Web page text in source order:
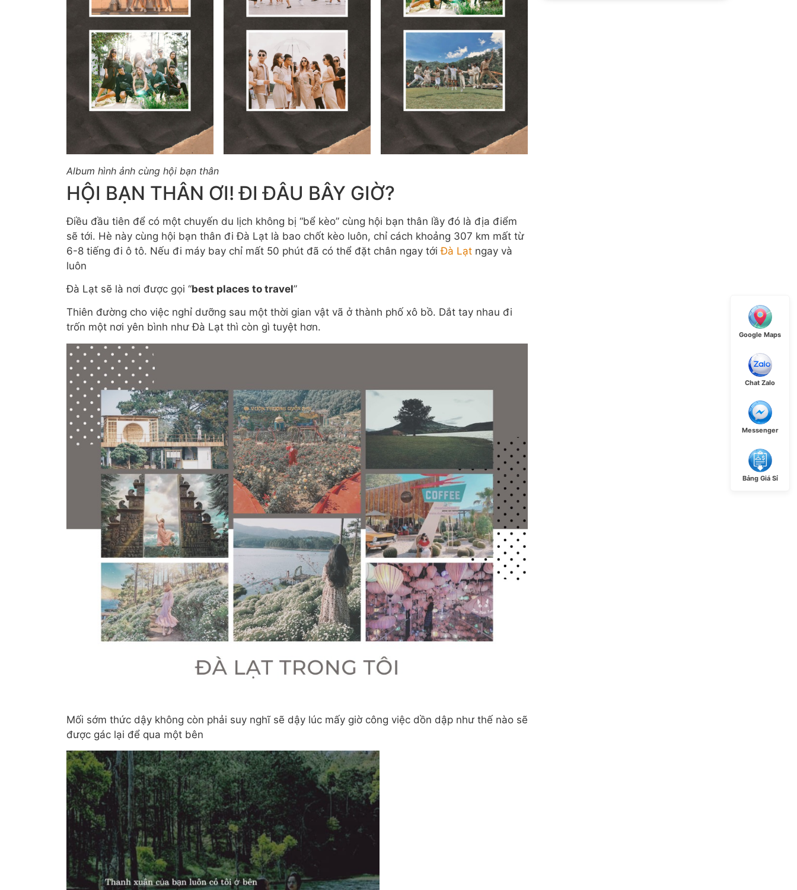
Google Maps
Chat Zalo
Messenger
Bảng Giá Sỉ
Album hình ảnh cùng hội bạn thân
HỘI BẠN THÂN ƠI! ĐI ĐÂU BÂY GIỜ?
Điều đầu tiên để có một chuyến du lịch không bị “bể kèo” cùng hội bạn thân lầy đó là địa điểm
sẽ tới. Hè này cùng hội bạn thân đi Đà Lạt là bao chốt kèo luôn, chỉ cách khoảng 307 km mất từ
6-8 tiếng đi ô tô. Nếu đi máy bay chỉ mất 50 phút đã có thể đặt chân ngay tớiĐà Lạt ngay và
luôn
Đà Lạt sẽ là nơi được gọi “best places to travel”
Thiên đường cho việc nghỉ dưỡng sau một thời gian vật vã ở thành phố xô bồ. Dắt tay nhau đi
trốn một nơi yên bình như Đà Lạt thì còn gì tuyệt hơn.
Mối sớm thức dậy không còn phải suy nghĩ sẽ dậy lúc mấy giờ công việc dồn dập như thế nào sẽ
được gác lại để qua một bên